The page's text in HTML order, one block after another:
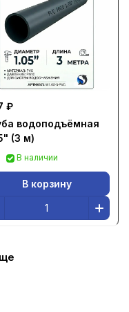
₽
водоподъёмная
(3 м)
В наличии
В корзину